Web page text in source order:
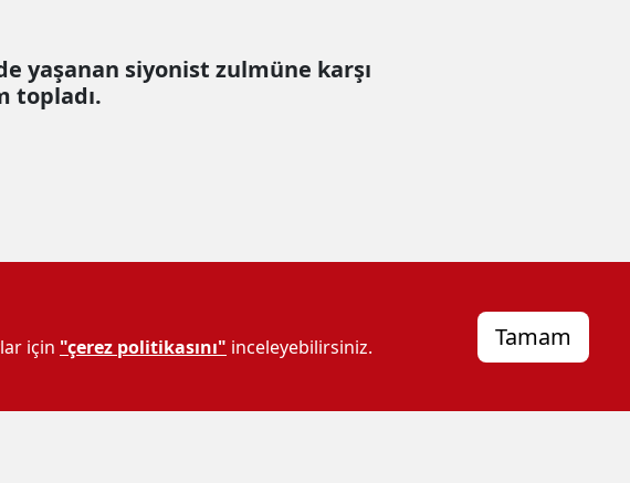
yaşanan siyonist zulmüne karşı
topladı.
için "çerez politikasını" inceleyebilirsiniz. Tamam